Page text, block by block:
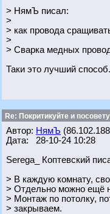
> НямЪ писал:
>
> как провода
>
> Сварка медных
Таки это лучший способ.
Re: Покритикуйте и
Автор: НямЪ
Дата: 28-10-24 10:28
Serega_ Коптевский
> В каждую комнату,
> Отдельно можно ещё
> Монтаж по потолку,
> закрываем.